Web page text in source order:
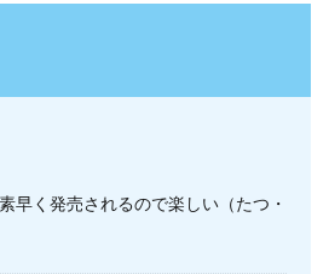
早く発売されるので楽しい（たつ・